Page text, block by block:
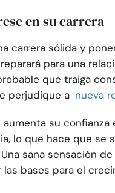
en su carrera
carrera sólida y
para una
que traiga
perjudique a nueva
su confianza
lo que hace que se
sana sensación
las bases para el